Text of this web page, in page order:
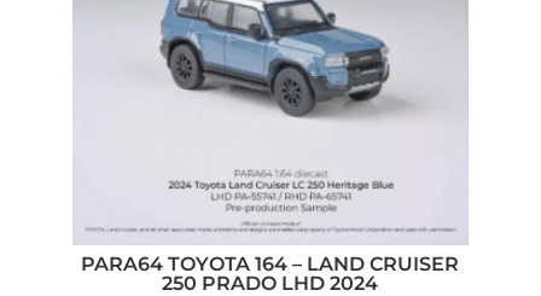
PARA64 TOYOTA 164 – LAND CRUISER
250 PRADO LHD 2024